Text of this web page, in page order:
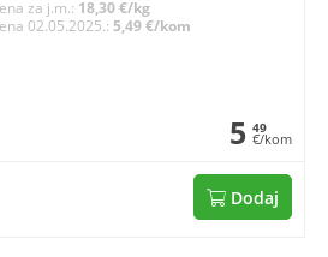
za j.m.: 18,30 €/kg
02.05.2025.:5,49 €/kom
5 49
€/kom
Dodaj